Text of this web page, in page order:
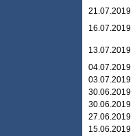
21.07.2019
16.07.2019
13.07.2019
04.07.2019
03.07.2019
30.06.2019
30.06.2019
27.06.2019
15.06.2019